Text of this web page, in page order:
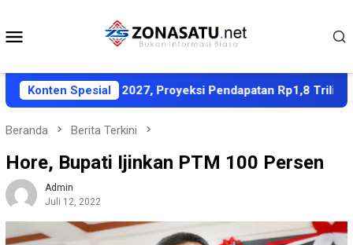
konten
Konten Spesial
PPAS APBD 2027, Proyeksi Pendapatan Rp1,8 Triliun
Beranda Berita Terkini
Hore, Bupati Ijinkan PTM 100 Persen
Admin
Juli 12, 2022